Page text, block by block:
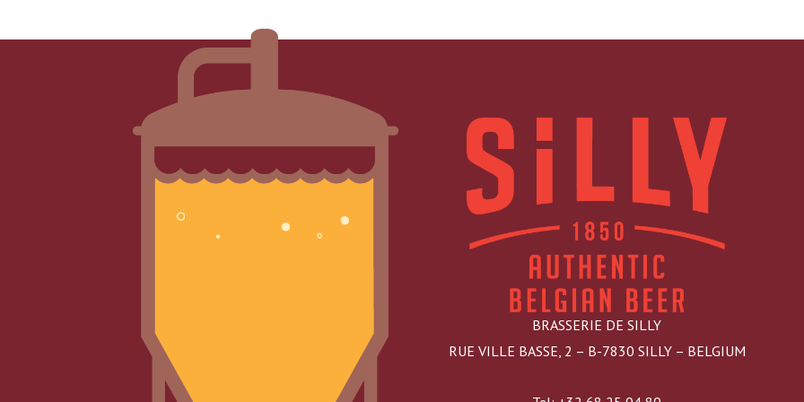
BRASSERIE DE SILLY
RUE VILLE BASSE, 2 – B-7830 SILLY – BELGIUM